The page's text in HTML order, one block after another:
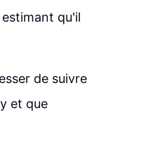
qu'il
de suivre
et que